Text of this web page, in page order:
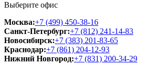
Выберите офис
Москва:+7 (499) 450-38-16
Санкт-Петербург:+7 (812) 241-14-83
Новосибирск:+7 (383) 201-83-65
Краснодар:+7 (861) 204-12-93
Нижний Новгород:+7 (831) 200-34-29